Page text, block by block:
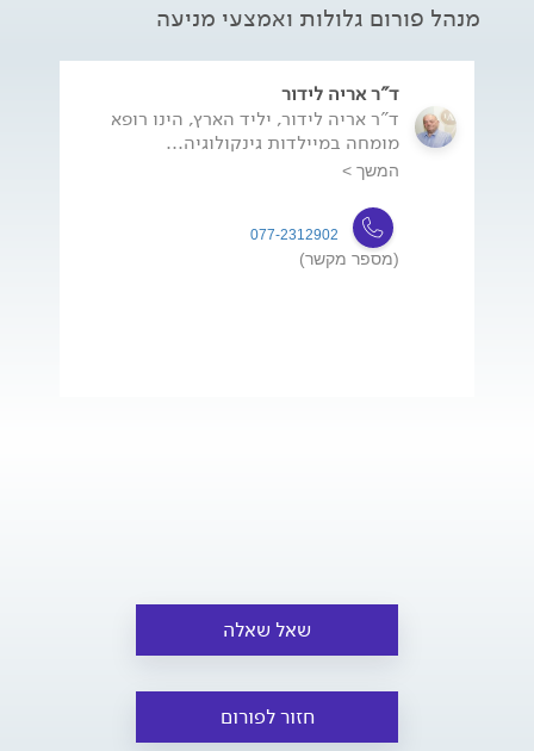
מנהל פורום גלולות ואמצעי מניעה
ד"ר אריה לידור
ד"ר אריה לידור, יליד הארץ, הינו רופא
מומחה במיילדות גינקולוגיה...
המשך >
077-2312902
(מספר מקשר)
שאל שאלה
חזור לפורום